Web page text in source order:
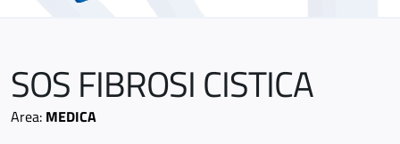
SOS FIBROSI CISTICA
Area: MEDICA